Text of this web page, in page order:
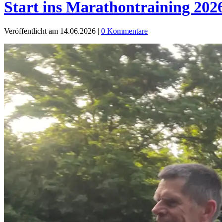
Start ins Marathontraining
Veröffentlicht am 14.06.2026 | 0 Kommentare